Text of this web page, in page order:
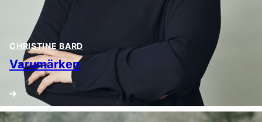
CHRISTINE BARD
Varumärken